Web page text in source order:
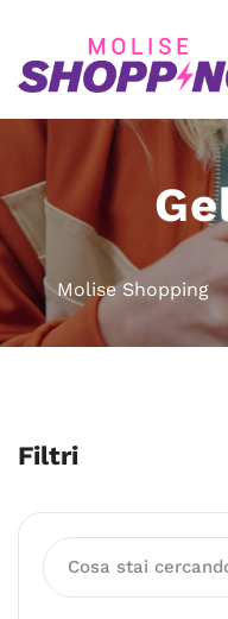
Molise Shopping
Filtri